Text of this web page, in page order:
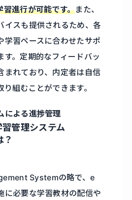
習進行が可能です。また、
イスも提供されるため、各
学習ペースに合わせたサポ
す。定期的なフィードバッ
まれており、内定者は自信
組むことができます。
による進捗管理
管理システム
？
Systemの略で、e
に必要な学習教材の配信や